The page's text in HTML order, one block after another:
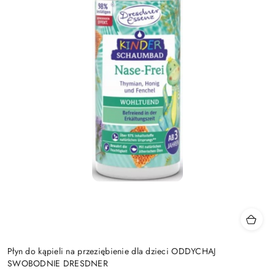
Płyn do kąpieli na przeziębienie dla dzieci ODDYCHAJ
SWOBODNIE DRESDNER